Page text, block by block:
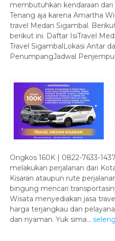
membutuhkan kendaraan
Tenang aja karena Amartha
travel Medan Sigambal.
berikut ini. Daftar IsiTravel
Travel SigambalLokasi Antar
PenumpangJadwal
Ongkos 160K | 0822-7633-
melakukan perjalanan dari
Kisaran ataupun rute
bingung mencari
Wisata menyediakan jasa
harga terjangkau dan
dan nyaman. Yuk sima...